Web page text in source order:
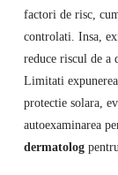
factori de risc,
controlati. Insa,
reduce riscul de a
Limitati
protectie solara,
autoexaminarea
dermatolog